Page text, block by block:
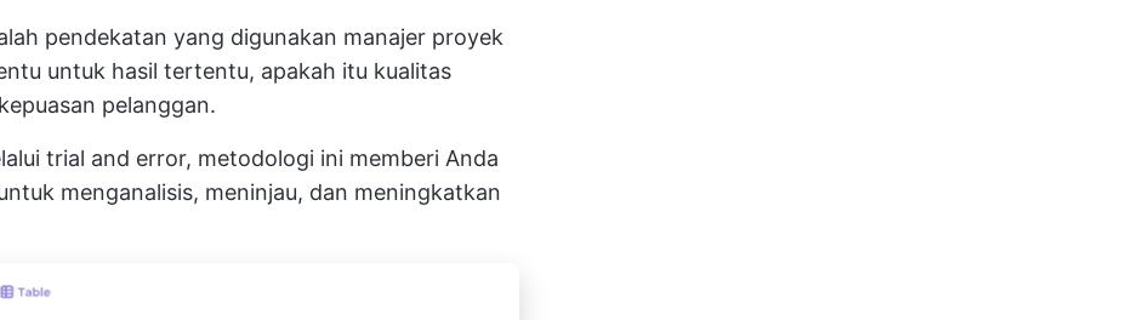
pendekatan yang digunakan manajer proyek
untuk hasil tertentu, apakah itu kualitas
pelanggan.
trial and error, metodologi ini memberi Anda
menganalisis, meninjau, dan meningkatkan